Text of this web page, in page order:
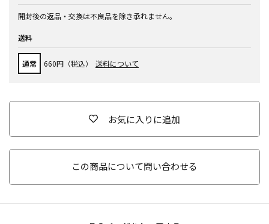
開封後の返品・交換は不良品を除き承れません。
送料
通常 660円（税込） 送料について
お気に入りに追加
この商品について問い合わせる